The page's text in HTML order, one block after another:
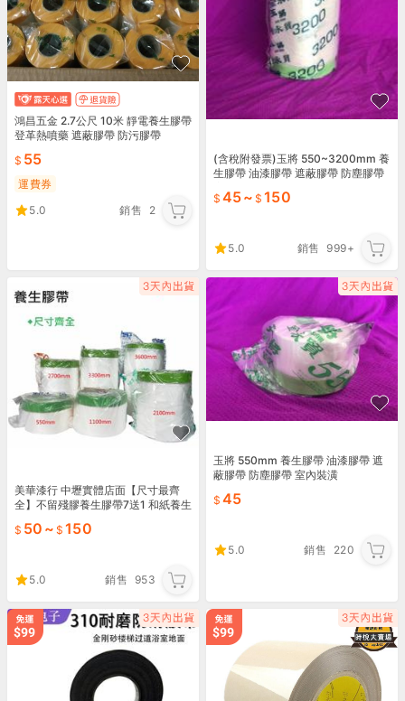
鴻昌五金 2.7公尺 10米 靜電養生膠帶
登革熱噴藥 遮蔽膠帶 防污膠帶
55
運費券
5.0
銷售 2
(含稅附發票)玉將 550~3200mm 養
生膠帶 油漆膠帶 遮蔽膠帶 防塵膠帶
45~ 150
5.0 銷售 999+
美華漆行 中壢實體店面【尺寸最齊
全】不留殘膠養生膠帶7送1 和紙養生
漆汽車烤漆消毒
50 ~ 150
5.0 銷售 953
玉將 550mm 養生膠帶 油漆膠帶 遮
蔽膠帶 防塵膠帶 室內裝潢
45
5.0 銷售 220